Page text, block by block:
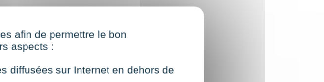
afin de permettre le bon
aspects :
diffusées sur Internet en dehors de